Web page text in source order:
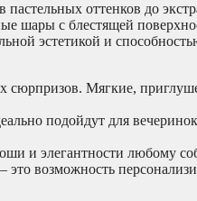
оттенков до
шары с блестящей
эстетикой и
сюрпризов. Мягкие,
подойдут для
и элегантности любому
возможность